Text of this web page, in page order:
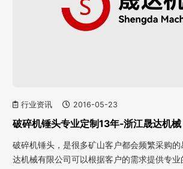
行业资讯 2016-05-23
破碎机锤头专业定制13年-浙江晟达机械
破碎机锤头，是很多矿山客户都会频繁采购
达机械有限公司可以根据客户的需求提供专